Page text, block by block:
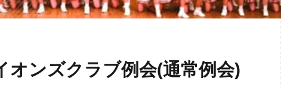
オンズクラブ例会(通常例会)